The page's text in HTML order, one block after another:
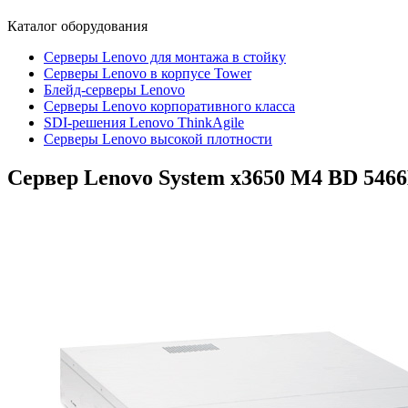
Каталог оборудования
Серверы Lenovo для монтажа в стойку
Серверы Lenovo в корпусе Tower
Блейд-серверы Lenovo
Cерверы Lenovo корпоративного класса
SDI-решения Lenovo ThinkAgile
Серверы Lenovo высокой плотности
Сервер Lenovo System x3650 M4 BD